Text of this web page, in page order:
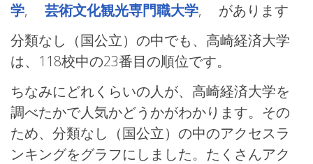
学, 芸術文化観光専門職大学, があります
分類なし（国公立）の中でも、高崎経済大学
は、118校中の23番目の順位です。
ちなみにどれくらいの人が、高崎経済大学を
調べたかで人気かどうかがわかります。その
ため、分類なし（国公立）の中のアクセスラ
ンキングをグラフにしました。たくさんアク